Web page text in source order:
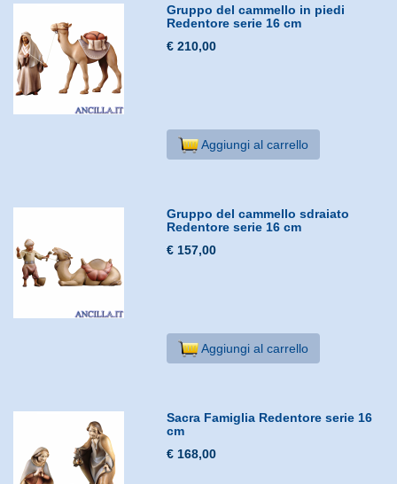
Gruppo del cammello in piedi
Redentore serie 16 cm
€ 210,00
Aggiungi al carrello
Gruppo del cammello sdraiato
Redentore serie 16 cm
€ 157,00
Aggiungi al carrello
Sacra Famiglia Redentore serie 16
cm
€ 168,00